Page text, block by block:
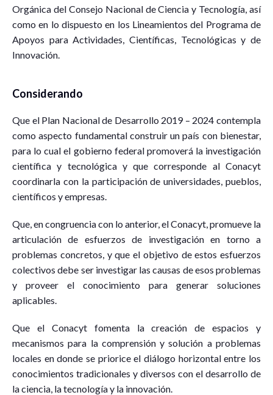
Orgánica del Consejo Nacional de Ciencia y Tecnología, así
como en lo dispuesto en los Lineamientos del Programa de
Apoyos para Actividades, Científicas, Tecnológicas y de
Innovación.
Considerando
Que el Plan Nacional de Desarrollo 2019 – 2024 contempla
como aspecto fundamental construir un país con bienestar,
para lo cual el gobierno federal promoverá la investigación
científica y tecnológica y que corresponde al Conacyt
coordinarla con la participación de universidades, pueblos,
científicos y empresas.
Que, en congruencia con lo anterior, el Conacyt, promueve la
articulación de esfuerzos de investigación en torno a
problemas concretos, y que el objetivo de estos esfuerzos
colectivos debe ser investigar las causas de esos problemas
y proveer el conocimiento para generar soluciones
aplicables.
Que el Conacyt fomenta la creación de espacios y
mecanismos para la comprensión y solución a problemas
locales en donde se priorice el diálogo horizontal entre los
conocimientos tradicionales y diversos con el desarrollo de
la ciencia, la tecnología y la innovación.